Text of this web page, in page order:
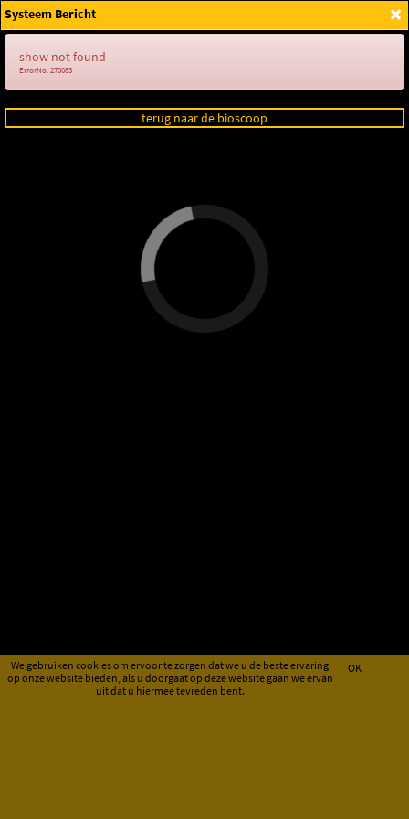
Login
We gebruiken cookies om ervoor te zorgen dat we u de beste ervaring
op onze website bieden, als u doorgaat op deze website gaan we ervan
uit dat u hiermee tevreden bent.
OK
×
Systeem Bericht
show not found
ErrorNo. 270083
terug naar de bioscoop